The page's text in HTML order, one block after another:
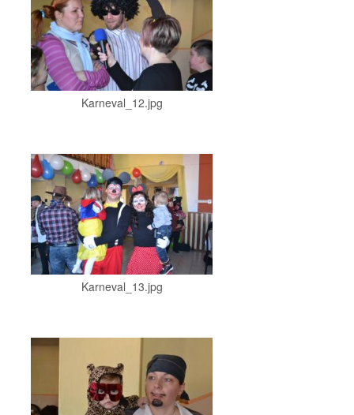
Karneval_12.jpg
Karneval_13.jpg